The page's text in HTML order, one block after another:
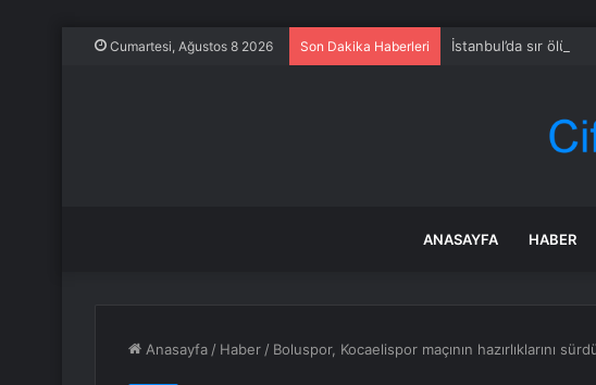
Cumartesi, Ağustos 8 2026 Son Dakika Haberleri İstanbul’da sır ölüm:
ANASAYFA HABER
Anasayfa / Haber / Boluspor, Kocaelispor maçının hazırlıklarını